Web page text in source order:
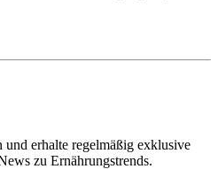
erhalte regelmäßig exklusive
zu Ernährungstrends.